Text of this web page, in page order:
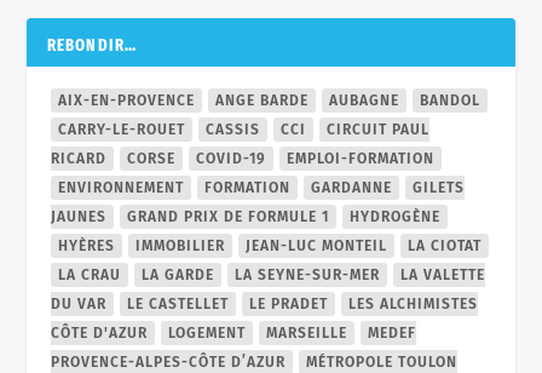
REBONDIR…
AIX-EN-PROVENCE ANGE BARDE AUBAGNE
BANDOL
CARRY-LE-ROUET
CASSIS CCI
CIRCUIT PAUL
RICARD
CORSE COVID-19
EMPLOI-FORMATION
ENVIRONNEMENT
FORMATION GARDANNE
GILETS
JAUNES
GRAND PRIX DE FORMULE 1
HYDROGÈNE
HYÈRES
IMMOBILIER JEAN-LUC MONTEIL
LA CIOTAT
LA CRAU
LA GARDE LA SEYNE-SUR-MER
LA VALETTE
DU VAR
LE CASTELLET LE PRADET
LES ALCHIMISTES
CÔTE D'AZUR
LOGEMENT MARSEILLE
MEDEF
PROVENCE-ALPES-CÔTE D’AZUR
MÉTROPOLE TOULON